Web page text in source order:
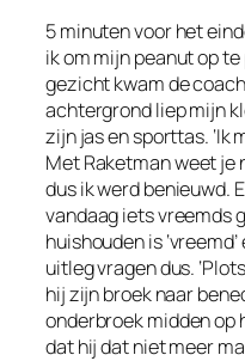
5 minuten voor het
ik om mijn peanut op
gezicht kwam de
achtergrond liep mijn
zijn jas en sporttas. ‘Ik
Met Raketman weet je
dus ik werd benieuwd.
vandaag iets vreemds
huishouden is
uitleg vragen dus.
hij zijn broek naar
onderbroek midden op
dat hij dat niet meer